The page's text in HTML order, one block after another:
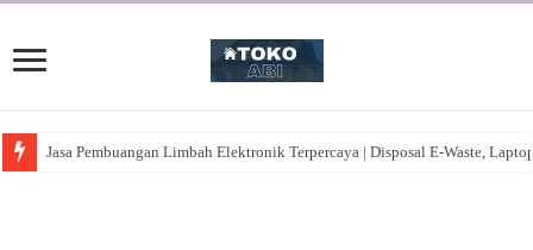
Jasa Pembuangan Limbah Elektronik Terpercaya | Disposal E-Waste,